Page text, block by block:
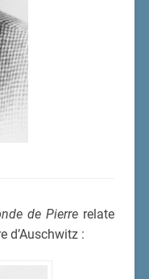
de Pierre relate
d’Auschwitz :